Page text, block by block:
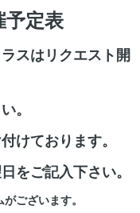
定表
スはリクエスト開
。
けております。
をご記入下さい。
ございます。